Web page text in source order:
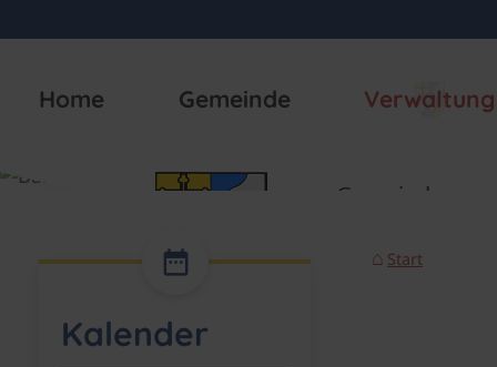
Home Gemeinde Verwaltung
Kalender
Start